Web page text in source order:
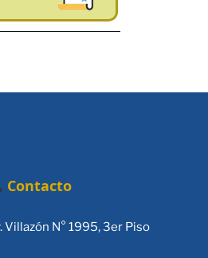
Contacto
Villazón N° 1995, 3er Piso